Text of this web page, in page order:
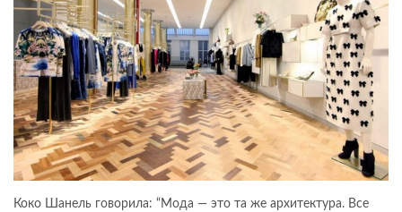
Коко Шанель говорила: “Мода — это та же архитектура. Все